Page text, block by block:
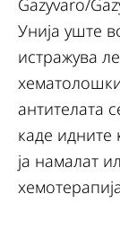
Gazyvaro/
Унија уште
истражува
антителата
каде
ја намалат